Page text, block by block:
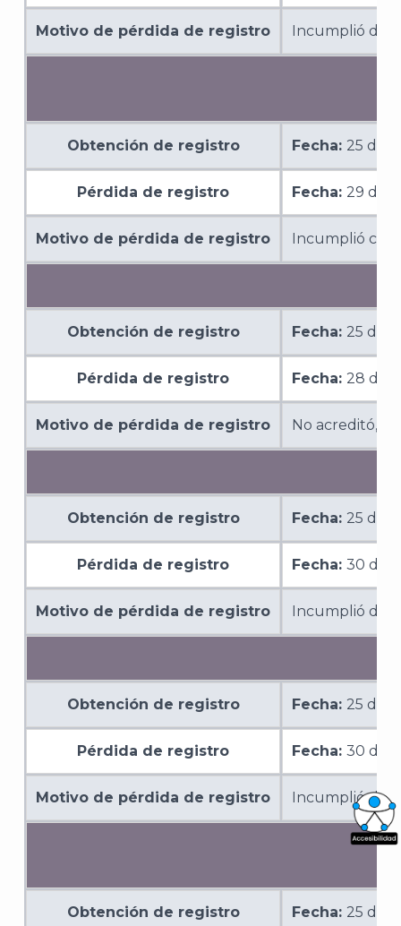
Motivo de pérdida de registro Incumplió de
Obtención de registro Fecha: 25 de
Pérdida de registro Fecha: 29 de
Motivo de pérdida de registro Incumplió con
Obtención de registro Fecha: 25 de
Pérdida de registro Fecha: 28 de
Motivo de pérdida de registro No acreditó,
Obtención de registro Fecha: 25 de
Pérdida de registro Fecha: 30 de
Motivo de pérdida de registro Incumplió de
Obtención de registro Fecha: 25 de
Pérdida de registro Fecha: 30 de
Motivo de pérdida de registro Incumplió de
Obtención de registro Fecha: 25 de